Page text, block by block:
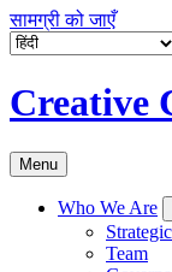
सामग्री को जाएँ
Creative
Menu
Who We Are
Team